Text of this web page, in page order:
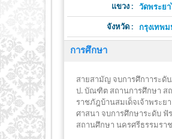
แขวง : วัดพระยา
จังหวัด : กรุงเทพ
การศึกษา
สายสามัญ จบการศึกาาระดั
ป. บัณฑิต สถานการศึกษา ส
ราชภัฎบ้านสมเด็จเจ้าพระยา
ศาสนา จบการศึกษาระดับ ฟั
สถานศึกษา นครศรีธรรมราช